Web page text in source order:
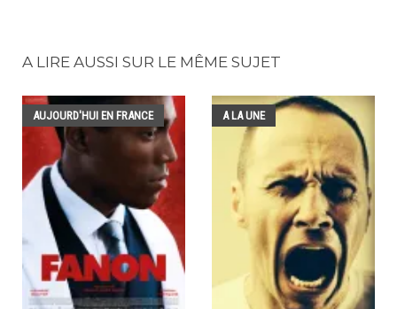
A LIRE AUSSI SUR LE MÊME SUJET
AUJOURD'HUI EN FRANCE A LA UNE